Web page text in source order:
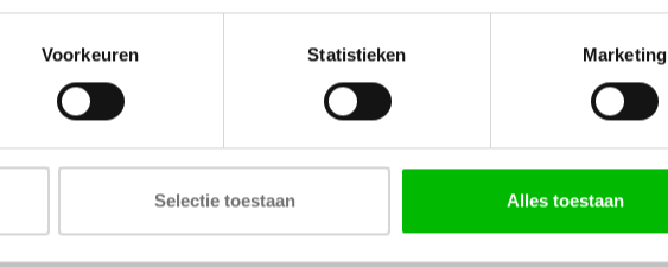
Voorkeuren Statistieken Marketing
Selectie toestaan Alles toestaan
DEUR VOOR IKEA PAX KASTEN